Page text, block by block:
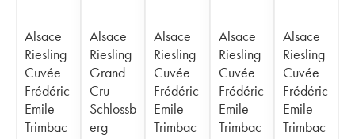
Alsace
Riesling
Cuvée
Frédéric
Emile
Trimbac
Alsace
Riesling
Grand
Cru
Schlossb
erg
Alsace
Riesling
Cuvée
Frédéric
Emile
Trimbac
Alsace
Riesling
Cuvée
Frédéric
Emile
Trimbac
Alsace
Riesling
Cuvée
Frédéric
Emile
Trimbac